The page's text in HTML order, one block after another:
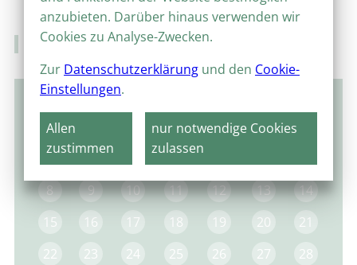
Veranstaltungskalender
MO DO FR SA
1 2 4
8
9 10 11 12 13
14
15
16 17 18 19 20
21
22
23 24 25 26 27
28
anzubieten. Darüber hinaus verwenden wir
Cookies zu Analyse-Zwecken.
Zur Datenschutzerklärung und den Cookie-
Einstellungen.
Allen
zustimmen
nur notwendige Cookies
zulassen